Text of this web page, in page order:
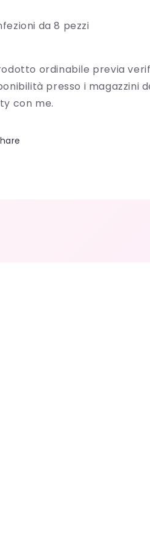
da 8 pezzi
ordinabile previa
presso i magazzini
con me.